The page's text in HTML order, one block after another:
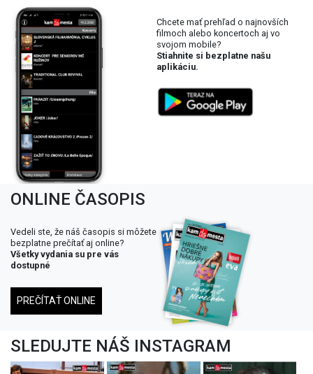
Chcete mať prehľad o najnovších
filmoch alebo koncertoch aj vo
svojom mobile?
Stiahnite si bezplatne našu
aplikáciu.
ONLINE ČASOPIS
Vedeli ste, že náš časopis si môžete
bezplatne prečítať aj online?
Všetky vydania su pre vás
dostupné
PREČÍTAŤ ONLINE
SLEDUJTE NÁŠ INSTAGRAM